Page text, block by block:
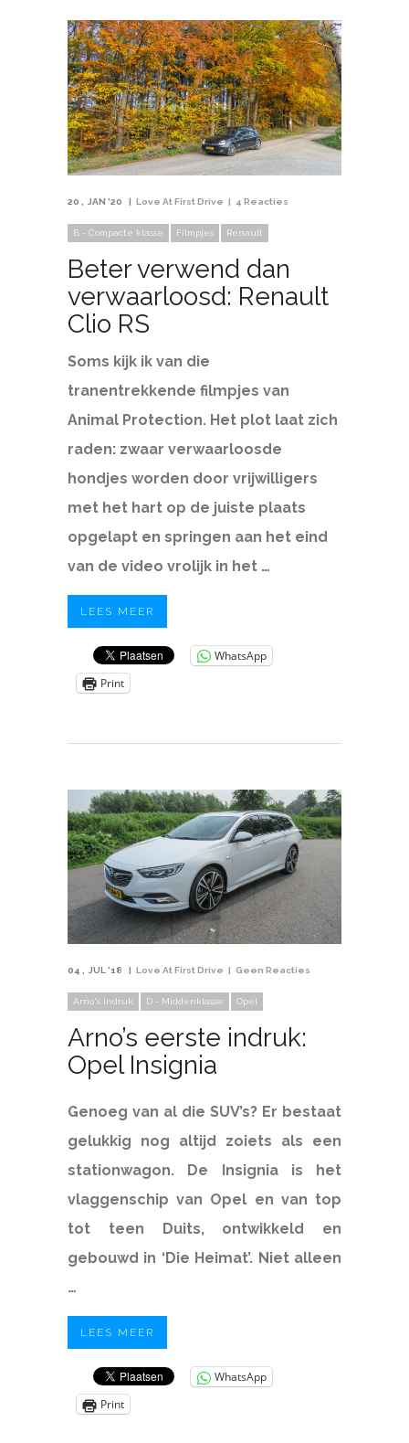
20 JAN '20 Love At First Drive 4 Reacties
B - Compacte klasse Filmpjes Renault
Beter verwend dan
verwaarloosd: Renault
Clio RS
Soms kijk ik van die
tranentrekkende filmpjes van
Animal Protection. Het plot laat zich
raden: zwaar verwaarloosde
hondjes worden door vrijwilligers
met het hart op de juiste plaats
opgelapt en springen aan het eind
van de video vrolijk in het …
LEES MEER
WhatsApp
Print
04 JUL '18 Love At First Drive Geen Reacties
Arno's indruk D - Middenklasse Opel
Arno’s eerste indruk:
Opel Insignia
Genoeg van al die SUV’s? Er bestaat
gelukkig nog altijd zoiets als een
stationwagon. De Insignia is het
vlaggenschip van Opel en van top
tot teen Duits, ontwikkeld en
gebouwd in ‘Die Heimat’. Niet alleen
…
LEES MEER
WhatsApp
Print